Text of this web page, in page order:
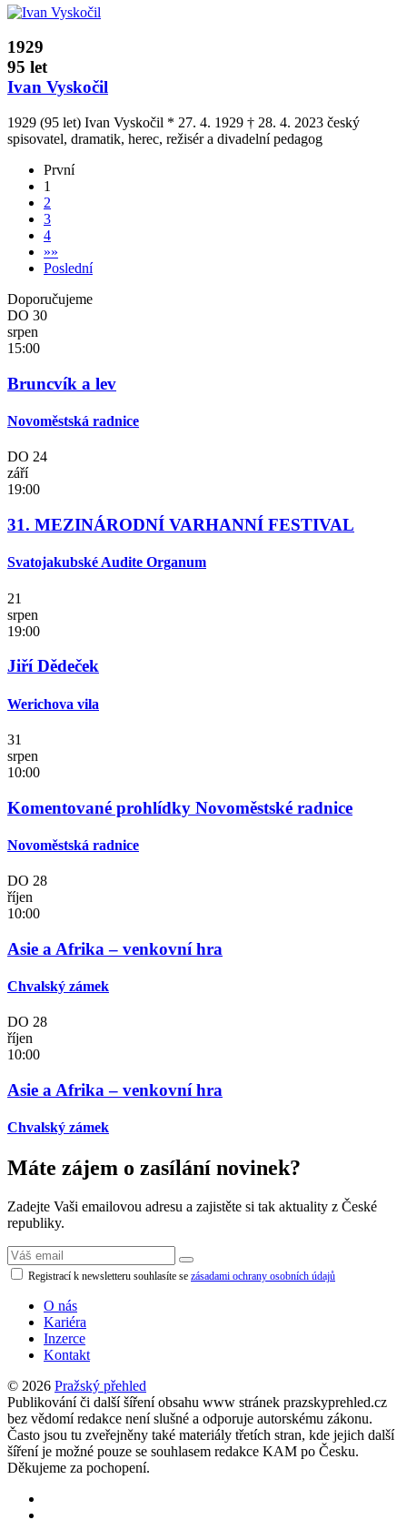
1929
95 let
Ivan Vyskočil
1929 (95 let) Ivan Vyskočil * 27. 4. 1929 † 28. 4. 2023 český
spisovatel, dramatik, herec, režisér a divadelní pedagog
První
1
2
3
4
»»
Poslední
Doporučujeme
DO 30
srpen
15:00
Bruncvík a lev
Novoměstská radnice
DO 24
září
19:00
31. MEZINÁRODNÍ VARHANNÍ FESTIVAL
Svatojakubské Audite Organum
21
srpen
19:00
Jiří Dědeček
Werichova vila
31
srpen
10:00
Komentované prohlídky Novoměstské radnice
Novoměstská radnice
DO 28
říjen
10:00
Asie a Afrika – venkovní hra
Chvalský zámek
DO 28
říjen
10:00
Asie a Afrika – venkovní hra
Chvalský zámek
Máte zájem o zasílání novinek?
Zadejte Vaši emailovou adresu a zajistěte si tak aktuality z České
republiky.
Registrací k newsletteru souhlasíte se zásadami ochrany osobních údajů
O nás
Kariéra
Inzerce
Kontakt
© 2026 Pražský přehled
Publikování či další šíření obsahu www stránek prazskyprehled.cz
bez vědomí redakce není slušné a odporuje autorskému zákonu.
Často jsou tu zveřejněny také materiály třetích stran, kde jejich další
šíření je možné pouze se souhlasem redakce KAM po Česku.
Děkujeme za pochopení.